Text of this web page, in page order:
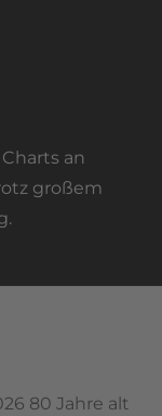
an
großem
80 Jahre alt